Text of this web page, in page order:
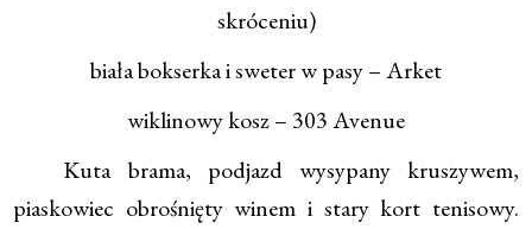
skróceniu)
biała bokserka i sweter w pasy – Arket
wiklinowy kosz – 303 Avenue
Kuta brama, podjazd wysypany kruszywem,
piaskowiec obrośnięty winem i stary kort tenisowy.